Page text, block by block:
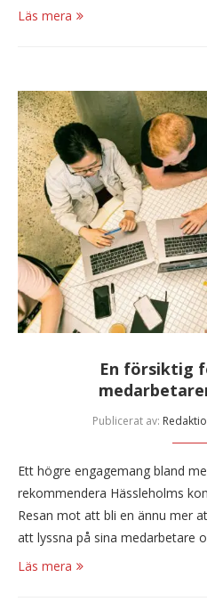
Läs mera
En försiktig
Publicerat av:
Ett högre engagemang bland
rekommendera Hässleholms
Resan mot att bli en ännu mer
att lyssna på sina medarbetare
Läs mera